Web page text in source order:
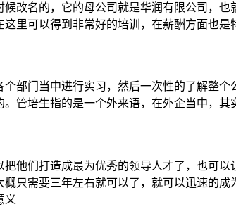
改名的，它的母公司就是华润有限公司，
里可以得到非常好的培训，在薪酬方面也是
部门当中进行实习，然后一次性的了解整
管培生指的是一个外来语，在外企当中，其
他们打造成最为优秀的领导人才了，也可
只需要三年左右就可以了，就可以迅速的成
义